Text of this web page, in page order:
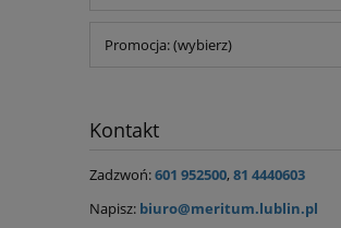
Promocja: (wybierz)
Kontakt
Zadzwoń:601 952500, 81 4440603
Napisz: biuro@meritum.lublin.pl